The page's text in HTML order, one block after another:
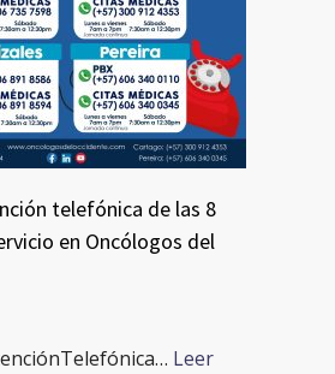
telefónica de las 8
en Oncólogos del
Leer